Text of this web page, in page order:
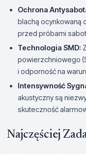
Ochrona
blachą ocynkowaną
przed próbami
Technologia SMD:
powierzchniowego
i odporność na
Intensywność
akustyczny są
skuteczność
Najczęściej